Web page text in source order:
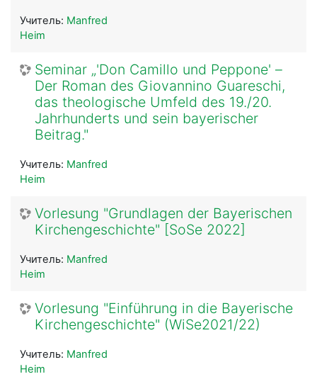
Учитель: Manfred
Heim
Seminar „'Don Camillo und Peppone' –
Der Roman des Giovannino Guareschi,
das theologische Umfeld des 19./20.
Jahrhunderts und sein bayerischer
Beitrag."
Учитель: Manfred
Heim
Vorlesung "Grundlagen der Bayerischen
Kirchengeschichte" [SoSe 2022]
Учитель: Manfred
Heim
Vorlesung "Einführung in die Bayerische
Kirchengeschichte" (WiSe2021/22)
Учитель: Manfred
Heim